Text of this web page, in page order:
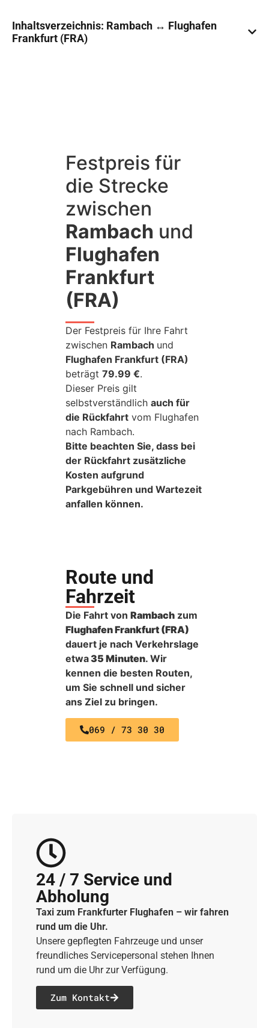
Inhaltsverzeichnis: Rambach ↔ Flughafen
Frankfurt (FRA)
Festpreis für
die Strecke
zwischen
Rambach und
Flughafen
Frankfurt
(FRA)
Der Festpreis für Ihre Fahrt
zwischen Rambach und
Flughafen Frankfurt (FRA)
beträgt 79.99 €.
Dieser Preis gilt
selbstverständlich auch für
die Rückfahrt vom Flughafen
nach Rambach.
Bitte beachten Sie, dass bei
der Rückfahrt zusätzliche
Kosten aufgrund
Parkgebühren und Wartezeit
anfallen können.
Route und
Fahrzeit
Die Fahrt von Rambach zum
Flughafen Frankfurt (FRA)
dauert je nach Verkehrslage
etwa35 Minuten. Wir
kennen die besten Routen,
um Sie schnell und sicher
ans Ziel zu bringen.
069 / 73 30 30
24 / 7 Service und
Abholung
Taxi zum Frankfurter Flughafen – wir fahren
rund um die Uhr.
Unsere gepflegten Fahrzeuge und unser
freundliches Servicepersonal stehen Ihnen
rund um die Uhr zur Verfügung.
Zum Kontakt